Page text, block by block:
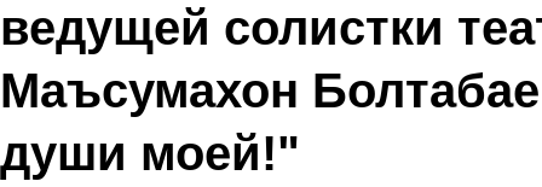
ведущей солистки
Маъсумахон
души моей!"